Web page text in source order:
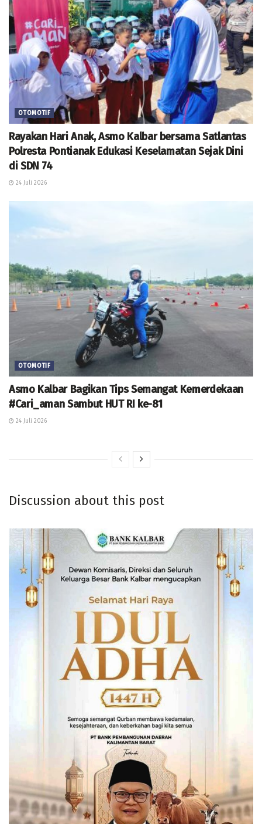
OTOMOTIF
Rayakan Hari Anak, Asmo Kalbar bersama Satlantas
Polresta Pontianak Edukasi Keselamatan Sejak Dini
di SDN 74
24 Juli 2026
OTOMOTIF
Asmo Kalbar Bagikan Tips Semangat Kemerdekaan
#Cari_aman Sambut HUT RI ke-81
24 Juli 2026
Discussion about this post